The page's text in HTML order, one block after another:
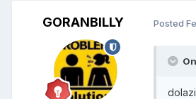
GORANBILLY Posted